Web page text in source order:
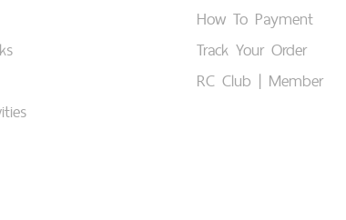
How To Payment
Track Your Order
RC Club | Member